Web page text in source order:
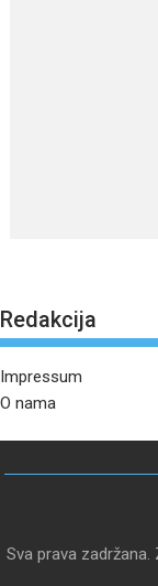
Redakcija
Impressum
O nama
Sva prava